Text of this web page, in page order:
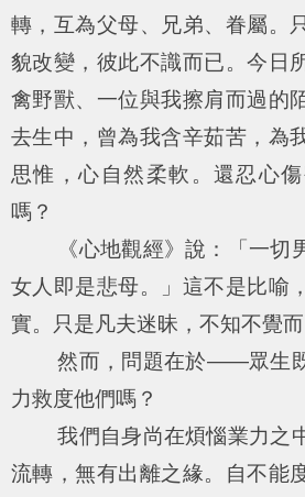
轉，互為父母、兄弟、眷屬。
貌改變，彼此不識而已。今日
禽野獸、一位與我擦肩而過的
去生中，曾為我含辛茹苦，為
思惟，心自然柔軟。還忍心
嗎？
《心地觀經》說：「一切
女人即是悲母。」這不是比喻
實。只是凡夫迷昧，不知不覺而
然而，問題在於——眾生既
力救度他們嗎？
我們自身尚在煩惱業力之
流轉，無有出離之緣。自不能